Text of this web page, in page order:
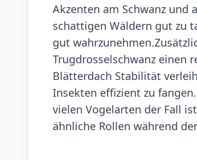
Akzenten am Schwanz und
schattigen Wäldern gut zu
gut
Trugdrosselschwanz einen
Blätterdach Stabilität
Insekten effizient zu
vielen Vogelarten der Fall
ähnliche Rollen während